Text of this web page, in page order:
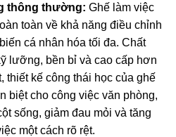
thông thường: Ghế làm việc
toàn về khả năng điều chỉnh
cá nhân hóa tối đa. Chất
lưỡng, bền bỉ và cao cấp hơn
thiết kế công thái học của ghế
biệt cho công việc văn phòng,
sống, giảm đau mỏi và tăng
một cách rõ rệt.